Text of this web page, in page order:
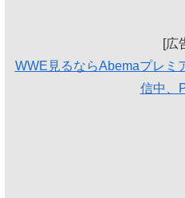
[広
WWE見るならAbemaプレミ
信中、